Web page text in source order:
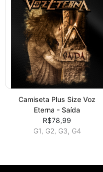
Camiseta Plus Size Voz
Eterna - Saída
R$78,99
G1, G2, G3, G4